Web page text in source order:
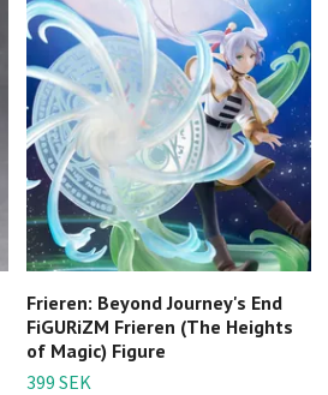
Frieren: Beyond Journey's End
FiGURiZM Frieren (The Heights
of Magic) Figure
399 SEK